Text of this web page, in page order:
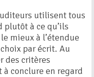
utilisent tous
plutôt à ce qu’ils
mieux à l’étendue
par écrit. Au
des critères
conclure en regard